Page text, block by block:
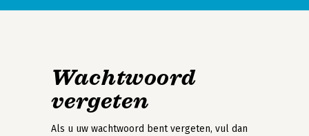
Wachtwoord
vergeten
Als u uw wachtwoord bent vergeten, vul dan